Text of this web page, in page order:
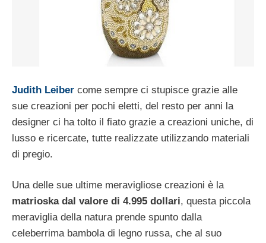
Judith Leiber come sempre ci stupisce grazie alle
sue creazioni per pochi eletti, del resto per anni la
designer ci ha tolto il fiato grazie a creazioni uniche, di
lusso e ricercate, tutte realizzate utilizzando materiali
di pregio.
Una delle sue ultime meravigliose creazioni è la
matrioska dal valore di 4.995 dollari, questa piccola
meraviglia della natura prende spunto dalla
celeberrima bambola di legno russa, che al suo